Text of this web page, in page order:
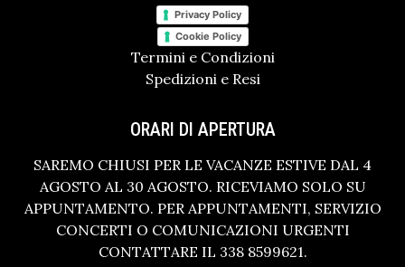
Privacy Policy
Cookie Policy
Termini e Condizioni
Spedizioni e Resi
ORARI DI APERTURA
SAREMO CHIUSI PER LE VACANZE ESTIVE DAL 4
AGOSTO AL 30 AGOSTO. RICEVIAMO SOLO SU
APPUNTAMENTO. PER APPUNTAMENTI, SERVIZIO
CONCERTI O COMUNICAZIONI URGENTI
CONTATTARE IL 338 8599621.